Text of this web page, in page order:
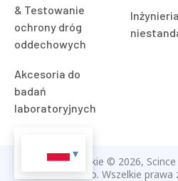
& Testowanie
ochrony dróg
oddechowych
Akcesoria do
badań
laboratoryjnych
Inżynieria
Prawa autorskie © 2026,
oo. Wszelkie